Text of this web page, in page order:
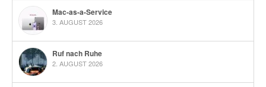
Mac-as-a-Service
3. AUGUST 2026
Ruf nach Ruhe
2. AUGUST 2026